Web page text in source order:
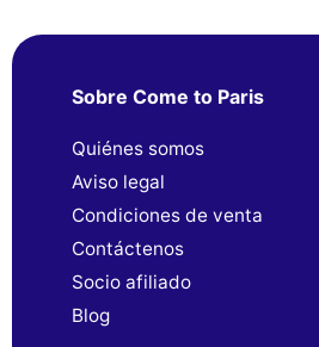
Sobre Come to Paris
Quiénes somos
Aviso legal
Condiciones de venta
Contáctenos
Socio afiliado
Blog